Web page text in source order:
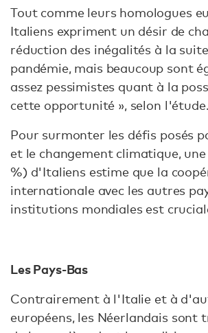
Tout comme leurs homologues
Italiens expriment un désir de
réduction des inégalités à la
pandémie, mais beaucoup sont
assez pessimistes quant à la
cette opportunité », selon l'étude.
Pour surmonter les défis posés
et le changement climatique,
%) d'Italiens estime que la
internationale avec les autres
institutions mondiales est
Les Pays-Bas
Contrairement à l'Italie et à
européens, les Néerlandais sont